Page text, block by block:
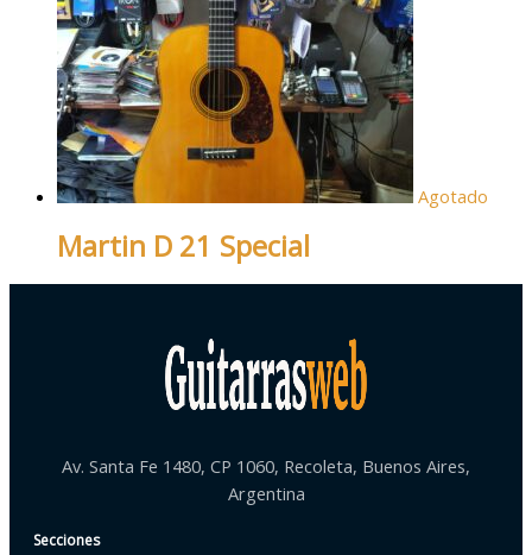
Agotado
Martin D 21 Special
Av. Santa Fe 1480, CP 1060, Recoleta, Buenos Aires,
Argentina
Secciones